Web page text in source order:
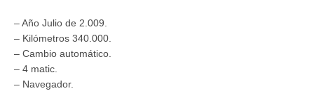
– Año Julio de 2.009.
– Kilómetros 340.000.
– Cambio automático.
– 4 matic.
– Navegador.